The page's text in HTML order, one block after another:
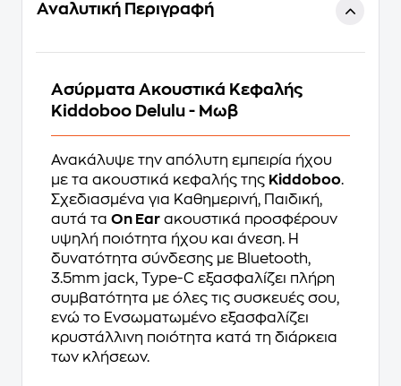
Αναλυτική Περιγραφή
Ασύρματα Ακουστικά Κεφαλής
Kiddoboo Delulu - Μωβ
Ανακάλυψε την απόλυτη εμπειρία ήχου
με τα ακουστικά κεφαλής της Kiddoboo.
Σχεδιασμένα για Καθημερινή, Παιδική,
αυτά τα On Ear ακουστικά προσφέρουν
υψηλή ποιότητα ήχου και άνεση. Η
δυνατότητα σύνδεσης με Bluetooth,
3.5mm jack, Type-C εξασφαλίζει πλήρη
συμβατότητα με όλες τις συσκευές σου,
ενώ το Ενσωματωμένο εξασφαλίζει
κρυστάλλινη ποιότητα κατά τη διάρκεια
των κλήσεων.